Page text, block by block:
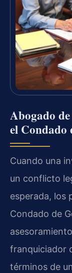
Abogado
el Condado
Cuando una
un conflicto
esperada, los
Condado de
franquiciador
términos de